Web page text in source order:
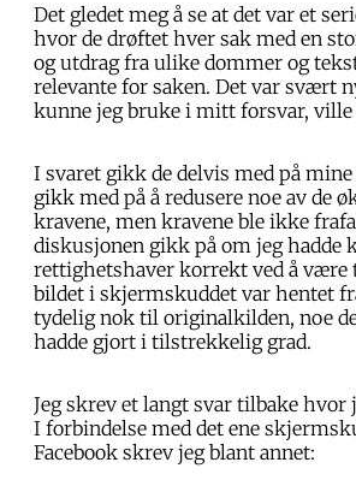
Det gledet meg å se at det var et
hvor de drøftet hver sak med en
og utdrag fra ulike dommer og
relevante for saken. Det var svært
kunne jeg bruke i mitt forsvar, ville
I svaret gikk de delvis med på
gikk med på å redusere noe av de
kravene, men kravene ble ikke
diskusjonen gikk på om jeg hadde
rettighetshaver korrekt ved å være
bildet i skjermskuddet var hentet
tydelig nok til originalkilden, noe
hadde gjort i tilstrekkelig grad.
Jeg skrev et langt svar tilbake hvor
I forbindelse med det ene
Facebook skrev jeg blant annet: